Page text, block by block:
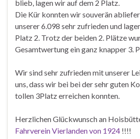
blieb, lagen wir auf dem 2 Platz.
Die Kür konnten wir souverän
unserer 6.098 sehr zufrieden und
Platz 2. Trotz der beiden 2. Plätze
Gesamtwertung ein ganz knapper 3.
Wir sind sehr zufrieden mit unserer
uns, dass wir bei bei der sehr guten
tollen 3Platz erreichen konnten.
Herzlichen Glückwunsch an
Fahrverein Vierlanden von 1924 !!!!